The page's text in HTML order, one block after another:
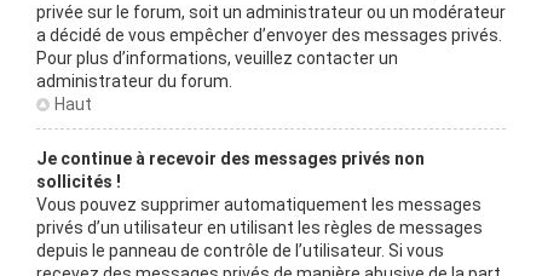
privée sur le forum, soit un administrateur ou un modérateur
a décidé de vous empêcher d’envoyer des messages privés.
Pour plus d’informations, veuillez contacter un
administrateur du forum.
Haut
Je continue à recevoir des messages privés non
sollicités !
Vous pouvez supprimer automatiquement les messages
privés d’un utilisateur en utilisant les règles de messages
depuis le panneau de contrôle de l’utilisateur. Si vous